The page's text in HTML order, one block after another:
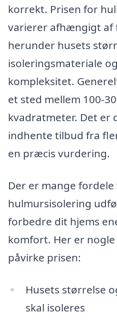
korrekt. Prisen for
varierer afhængigt af
herunder husets
isoleringsmateriale
kompleksitet.
et sted mellem 100-
kvadratmeter. Det er
indhente tilbud fra
en præcis vurdering.
Der er mange fordele
hulmursisolering
forbedre dit hjems
komfort. Her er
påvirke prisen:
Husets størrelse
skal isoleres